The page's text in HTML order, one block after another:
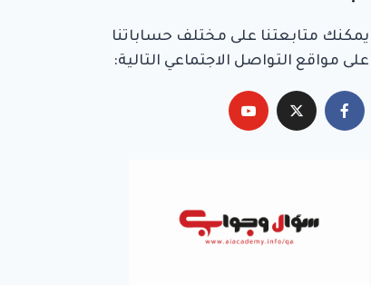
يمكنك متابعتنا على مختلف حساباتنا
على مواقع التواصل الاجتماعي التالية: